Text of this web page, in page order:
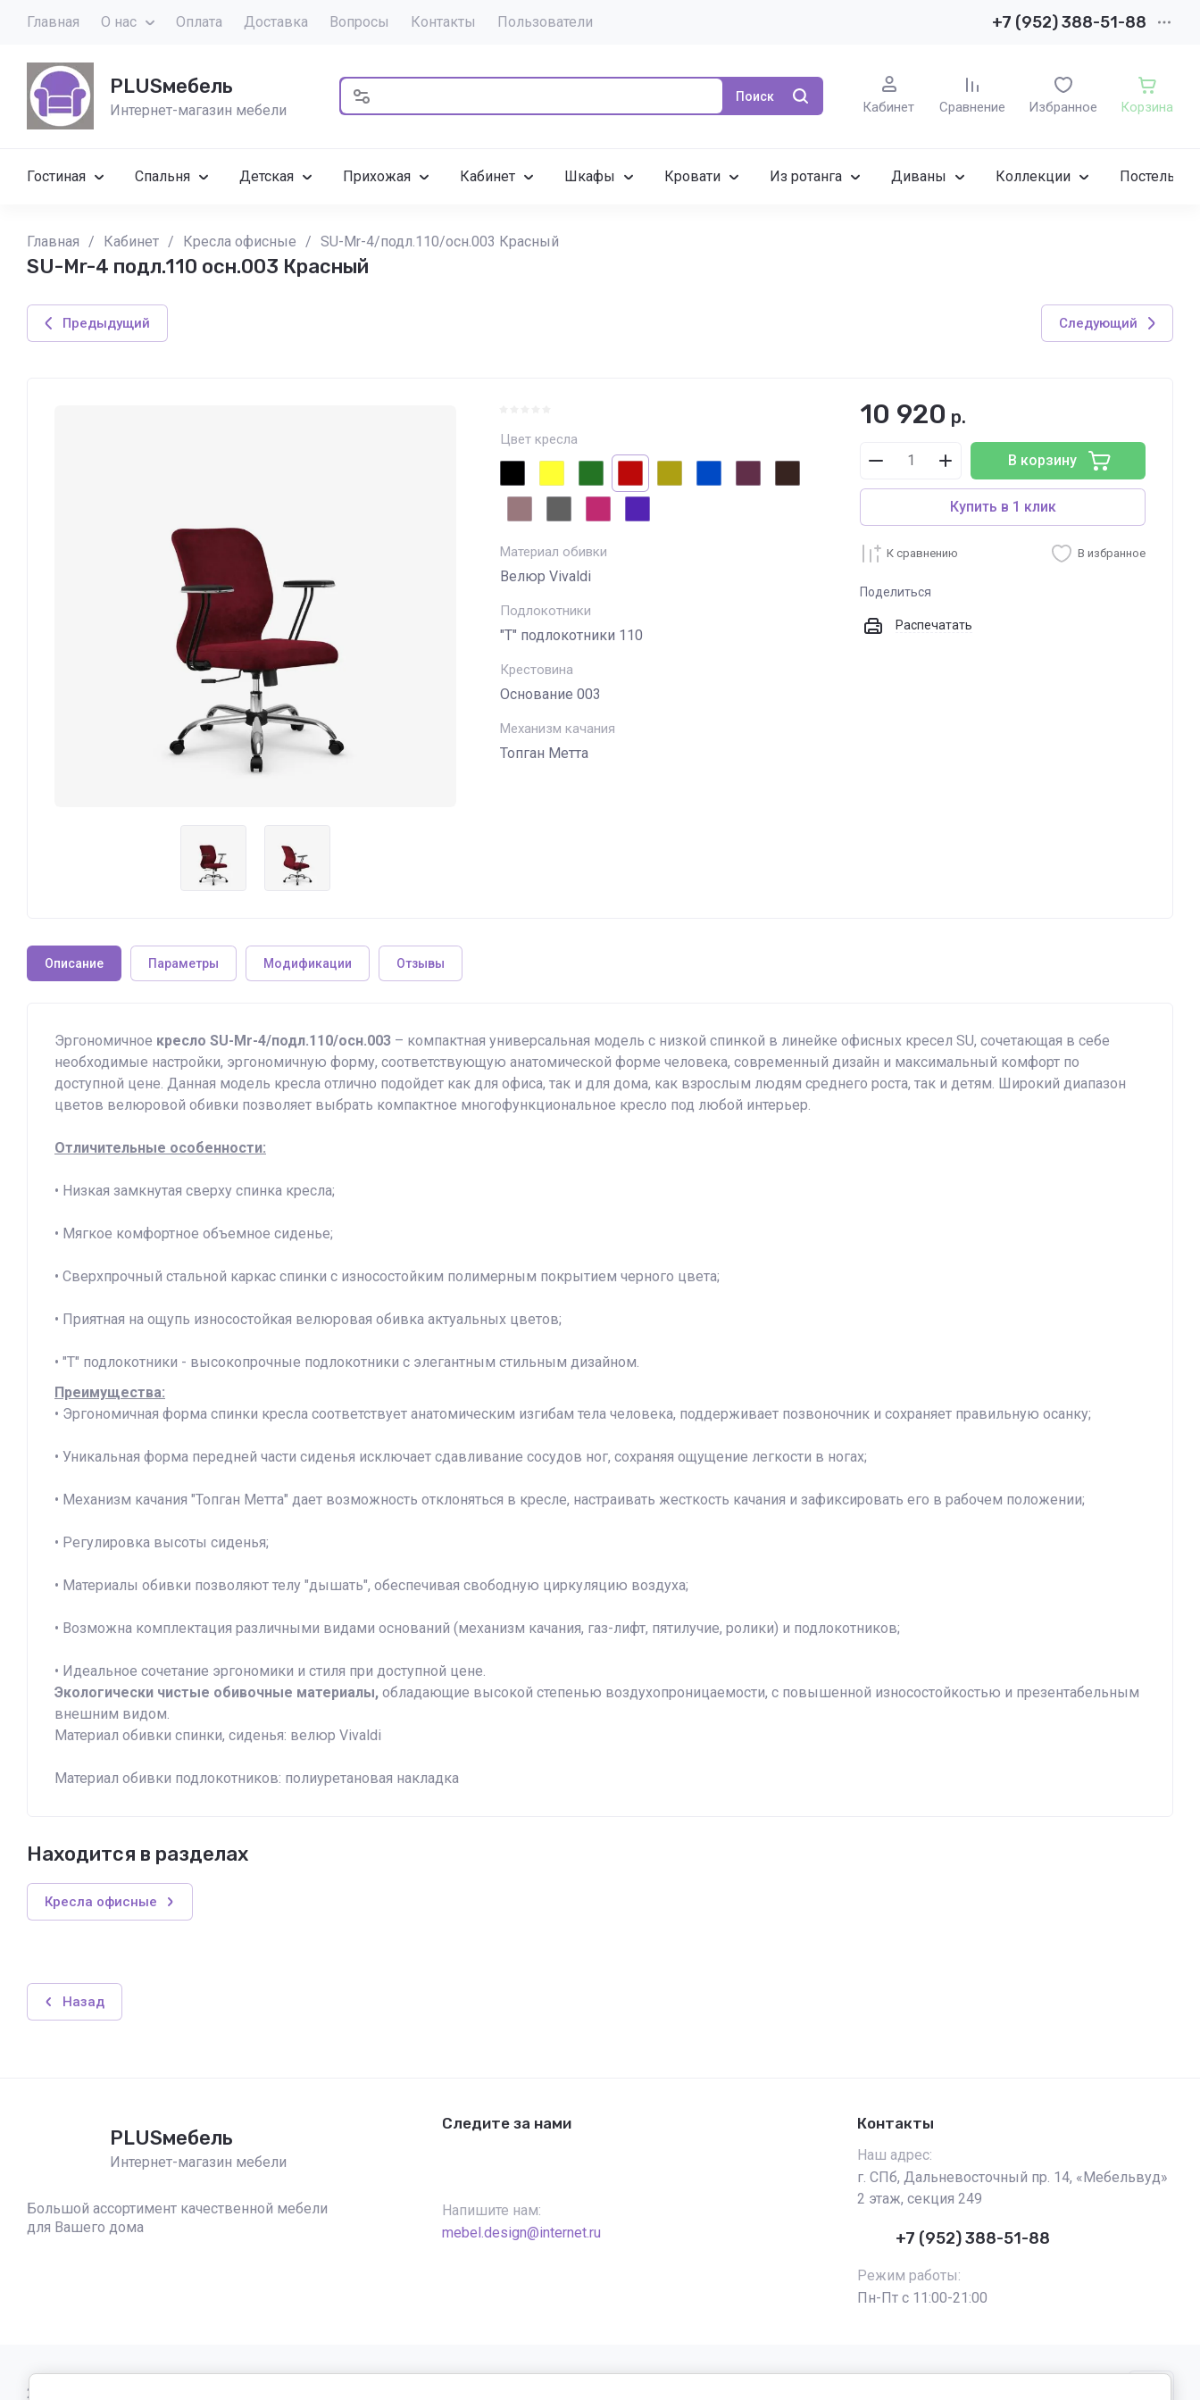
Главная О нас Оплата Доставка Вопросы Контакты Пользователи +7 (952) 388-51-88
PLUSмебель
Интернет-магазин мебели
Поиск
Кабинет Сравнение Избранное Корзина
Гостиная Спальня Детская Прихожая Кабинет Шкафы Кровати Из ротанга Диваны Коллекции
Главная / Кабинет / Кресла офисные / SU-Mr-4/подл.110/осн.003 Красный
SU-Mr-4 подл.110 осн.003 Красный
Предыдущий Следующий
Цвет кресла
Материал обивки
Велюр Vivaldi
Подлокотники
"Т" подлокотники 110
Крестовина
Основание 003
Механизм качания
Топган Метта
10 920 р.
В корзину
Купить в 1 клик
К сравнению В избранное
Поделиться
Распечатать
Описание Параметры Модификации Отзывы
Эргономичное кресло SU-Mr-4/подл.110/осн.003 – компактная универсальная модель с низкой спинкой в линейке офисных кресел SU, сочетающая в себе
необходимые настройки, эргономичную форму, соответствующую анатомической форме человека, современный дизайн и максимальный комфорт по
доступной цене. Данная модель кресла отлично подойдет как для офиса, так и для дома, как взрослым людям среднего роста, так и детям. Широкий диапазон
цветов велюровой обивки позволяет выбрать компактное многофункциональное кресло под любой интерьер.
Отличительные особенности:
• Низкая замкнутая сверху спинка кресла;
• Мягкое комфортное объемное сиденье;
• Сверхпрочный стальной каркас спинки с износостойким полимерным покрытием черного цвета;
• Приятная на ощупь износостойкая велюровая обивка актуальных цветов;
• "Т" подлокотники - высокопрочные подлокотники с элегантным стильным дизайном.
Преимущества:
• Эргономичная форма спинки кресла соответствует анатомическим изгибам тела человека, поддерживает позвоночник и сохраняет правильную осанку;
• Уникальная форма передней части сиденья исключает сдавливание сосудов ног, сохраняя ощущение легкости в ногах;
• Механизм качания "Топган Метта" дает возможность отклоняться в кресле, настраивать жесткость качания и зафиксировать его в рабочем положении;
• Регулировка высоты сиденья;
• Материалы обивки позволяют телу "дышать", обеспечивая свободную циркуляцию воздуха;
• Возможна комплектация различными видами оснований (механизм качания, газ-лифт, пятилучие, ролики) и подлокотников;
• Идеальное сочетание эргономики и стиля при доступной цене.
Экологически чистые обивочные материалы, обладающие высокой степенью воздухопроницаемости, с повышенной износостойкостью и презентабельным
внешним видом.
Материал обивки спинки, сиденья: велюр Vivaldi
Материал обивки подлокотников: полиуретановая накладка
Находится в разделах
Кресла офисные
Назад
PLUSмебель
Интернет-магазин мебели
Большой ассортимент качественной мебели
для Вашего дома
Следите за нами
Напишите нам:
mebel.design@internet.ru
Контакты
Наш адрес:
г. СПб, Дальневосточный пр. 14, «Мебельвуд»
2 этаж, секция 249
+7 (952) 388-51-88
Режим работы:
Пн-Пт с 11:00-21:00
2023 - 2026 PLUSmebel